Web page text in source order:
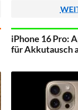
Batteriekapazität.
iPhone 16 Pro:
für Akkutausch